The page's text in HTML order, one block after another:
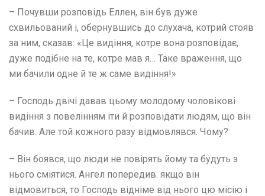
– Почувши розповідь Еллен, він був дуже
схвильований і, обернувшись до слухача, котрий стояв
за ним, сказав: «Це видіння, котре вона розповідає,
дуже подібне на те, котре мав я… Таке враження, що
ми бачили одне й те ж саме видіння!»
– Господь двічі давав цьому молодому чоловікові
видіння з повелінням іти й розповідати людям, що він
бачив. Але той кожного разу відмовлявся. Чому?
– Він боявся, що люди не повірять йому та будуть з
нього сміятися. Ангел попередив: якщо він
відмовиться, то Господь відніме від нього цю місію і